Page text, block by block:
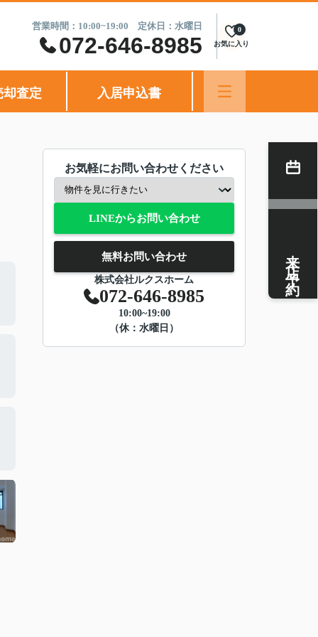
営業時間：10:00~19:00 定休日：水曜日
072-646-8985 お気に入り
0
却査定 入居申込書
お気軽にお問い合わせください
LINEからお問い合わせ
無料お問い合わせ
株式会社ルクスホーム
072-646-8985
10:00~19:00
（休：水曜日）
来店予約